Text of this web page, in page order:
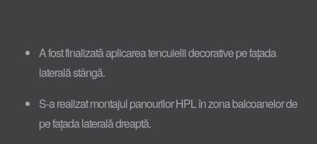
A fost finalizată aplicarea tencuielii decorative pe fațada
laterală stângă.
S-a realizat montajul panourilor HPL în zona balcoanelor de
pe fațada laterală dreaptă.